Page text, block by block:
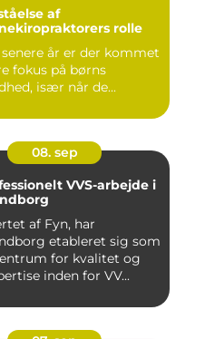
af
rolle
senere år er der kommet
fokus på børns
især når de...
08. sep
VVS-arbejde i
af Fyn, har
etableret sig som
for kvalitet og
inden for VV...